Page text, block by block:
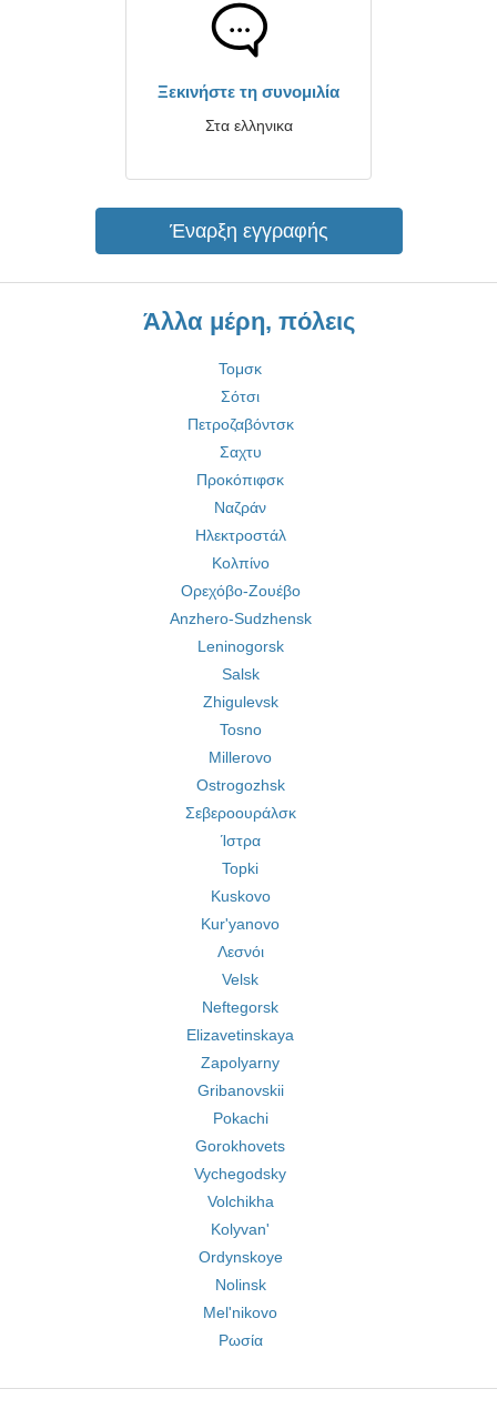
Ξεκινήστε τη συνομιλία
Στα ελληνικα
Έναρξη εγγραφής
Άλλα μέρη, πόλεις
Τομσκ
Σότσι
Πετροζαβόντσκ
Σαχτυ
Προκόπιφσκ
Ναζράν
Ηλεκτροστάλ
Κολπίνο
Ορεχόβο-Ζουέβο
Anzhero-Sudzhensk
Leninogorsk
Salsk
Zhigulevsk
Tosno
Millerovo
Ostrogozhsk
Σεβεροουράλσκ
Ίστρα
Topki
Kuskovo
Kur'yanovo
Λεσνόι
Velsk
Neftegorsk
Elizavetinskaya
Zapolyarny
Gribanovskii
Pokachi
Gorokhovets
Vychegodsky
Volchikha
Kolyvan'
Ordynskoye
Nolinsk
Mel'nikovo
Ρωσία